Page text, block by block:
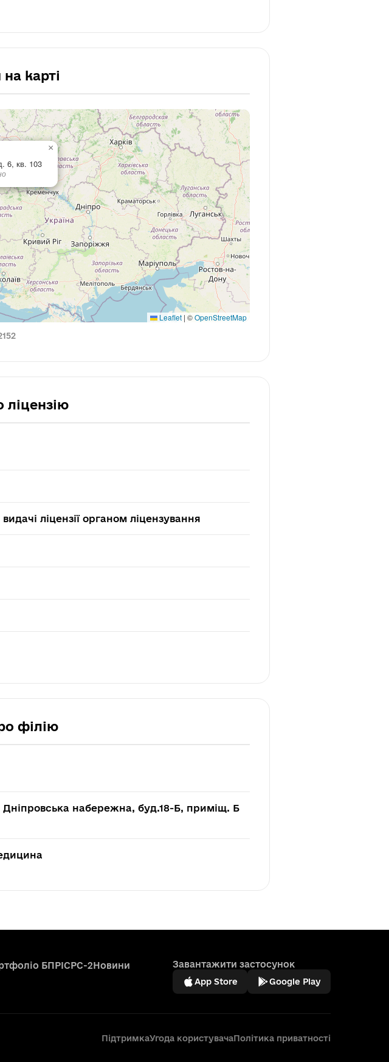
карті
6, кв. 103
×
Leaflet | ©OpenStreetMap
ліцензію
ліцензії органом ліцензування
філію
набережна, буд.18-Б, приміщ. Б
БПРICPC-2Новини Завантажити застосунок
App Store Google Play
ПідтримкаУгода користувачаПолітика приватності